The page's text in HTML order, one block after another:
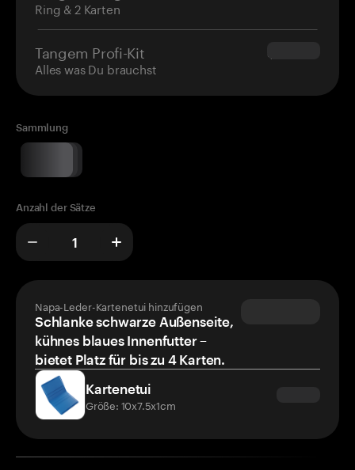
Ring & 2 Karten
Tangem Profi-Kit
Alles was Du brauchst
$180.00
Sammlung
Anzahl der Sätze
Napa-Leder-Kartenetui hinzufügen
Schlanke schwarze Außenseite,
kühnes blaues Innenfutter –
bietet Platz für bis zu 4 Karten.
Kartenetui
Größe: 10x7.5x1cm